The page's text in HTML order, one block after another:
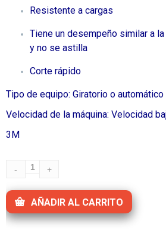
Resistente a cargas
Tiene un desempeño similar a
y no se astilla
Corte rápido
Tipo de equipo: Giratorio o automático
Velocidad de la máquina: Velocidad
3M
AÑADIR AL CARRITO